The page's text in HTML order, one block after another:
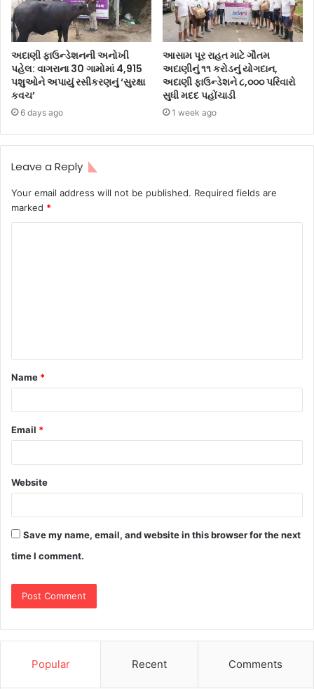
અદાણી ફાઉન્ડેશનની અનોખી
પહેલ: વાગરાના 30 ગામોમાં 4,915
પશુઓને અપાયું રસીકરણનું ‘સુરક્ષા
કવચ’
6 days ago
આસામ પૂર રાહત માટે ગૌતમ
અદાણીનું ૧૧ કરોડનું યોગદાન,
અદાણી ફાઉન્ડેશને ૮,૦૦૦ પરિવારો
સુધી મદદ પહોંચાડી
1 week ago
Leave a Reply
Your email address will not be published. Required fields are
marked *
Name *
Email *
Website
Save my name, email, and website in this browser for the next
time I comment.
Popular Recent Comments